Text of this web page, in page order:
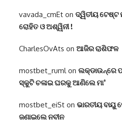
vavada_cmEt on ଦ୍ୱିତୀୟ ଟେଷ୍ଟ
ରୋହିତ ଓ ଅଶ୍ୱିନୀ !
CharlesOvAts on ଆଜିର ରାଶିଫଳ
mostbet_rumlon ଲକ୍‌ଡାଉନ୍‌ରେ
ସ୍କୁଟି ଚଳାଇ ଘରକୁ ଆଣିଲେ ମା’
mostbet_eiSt on ଭାରତୀୟ ବାୟୁ
ଜଣାଇଲେ ନବୀନ